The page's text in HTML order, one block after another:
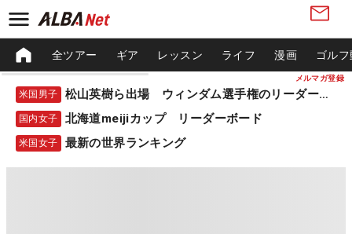
メルマガ登録
全ツアー ギア レッスン ライフ 漫画 ゴル
米国男子 松山英樹ら出場 ウィンダム選手権のリーダーボード
国内女子 北海道meijiカップ リーダーボード
米国女子 最新の世界ランキング